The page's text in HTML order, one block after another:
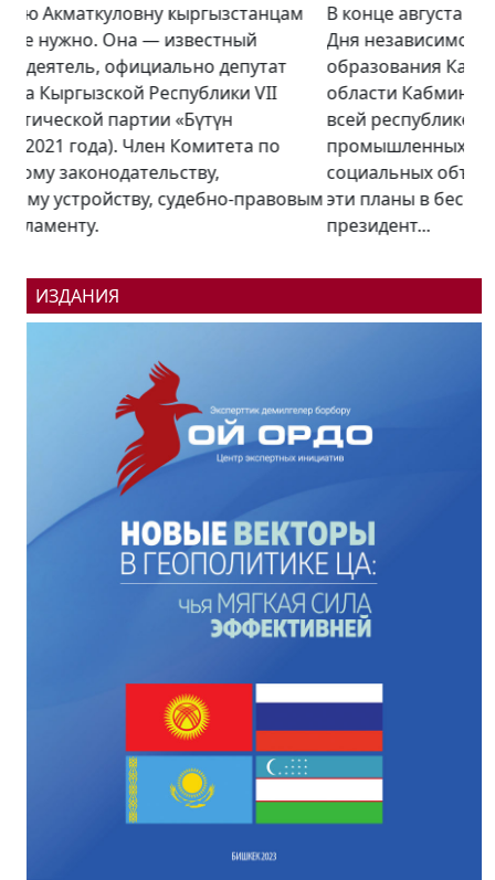
В конце августа – в преддверии празднования
Дня независимости Кыргызстана и 100-летия
образования Кара-Кыргызской автономной
области Кабмин заявил, что в нынешнем году по
всей республике будут открыты более 100
промышленных предприятий и столько же
социальных объектов. Насколько реализуемы
эти планы в беседе «Региону.kg» рассказал
президент...
ИЗДАНИЯ